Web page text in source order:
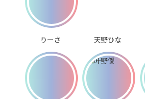
りーさ 天野ひな